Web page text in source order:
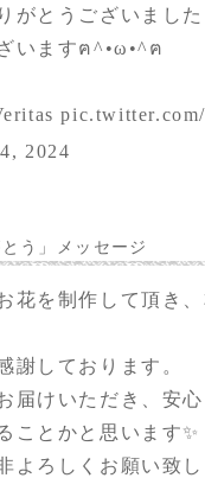
がとうございました
いますฅ^•ω•^ฅ
2024
う」メッセージ
花を制作して頂き
謝しております。
届けいただき、安
ことかと思います✨
よろしくお願い致し